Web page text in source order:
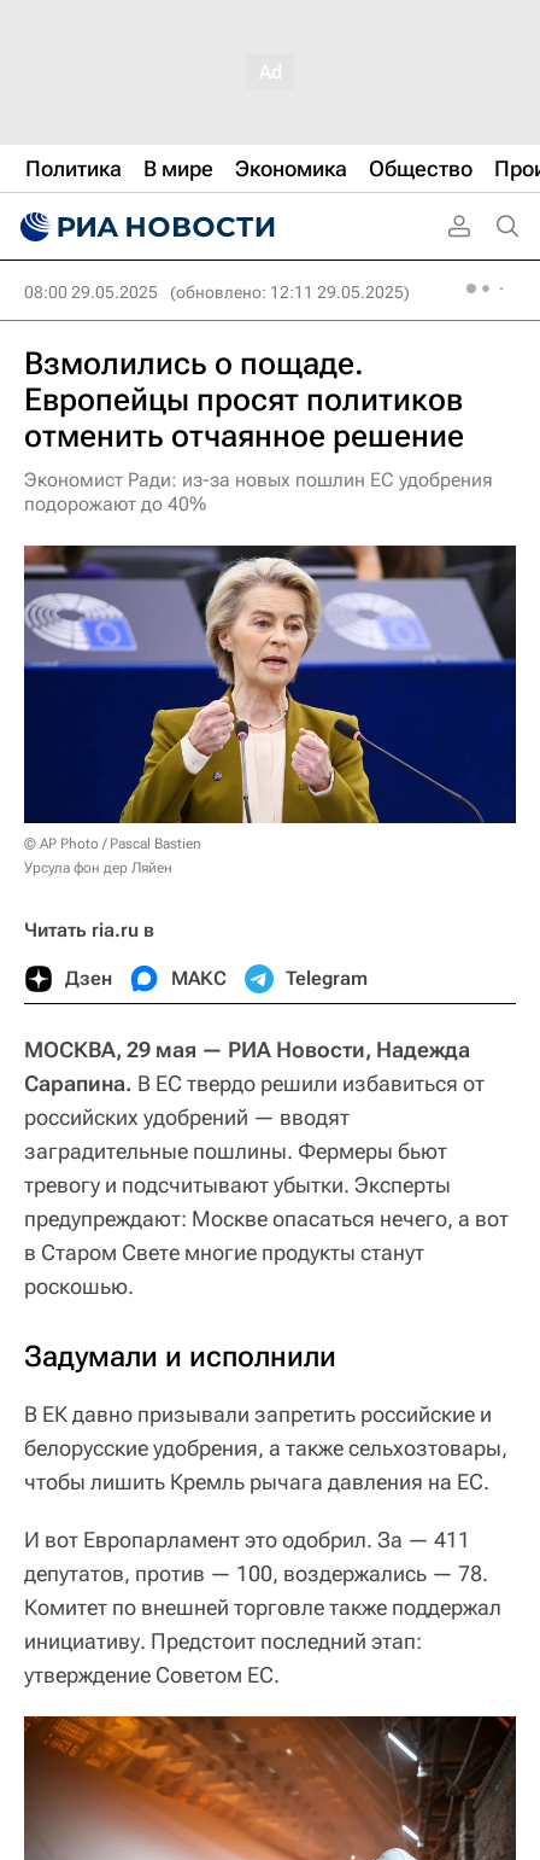
Политика В мире Экономика Общество
08:00 29.05.2025 (обновлено: 12:11 29.05.2025)
Взмолились о пощаде.
Европейцы просят политиков
отменить отчаянное решение
Экономист Ради: из-за новых пошлин ЕС удобрения
подорожают до 40%
© AP Photo / Pascal Bastien
Урсула фон дер Ляйен
Читать ria.ru в
Дзен МАКС Telegram
МОСКВА, 29 мая — РИА Новости, Надежда
Сарапина. В ЕС твердо решили избавиться от
российских удобрений — вводят
заградительные пошлины. Фермеры бьют
тревогу и подсчитывают убытки. Эксперты
предупреждают: Москве опасаться нечего, а вот
в Старом Свете многие продукты станут
роскошью.
Задумали и исполнили
В ЕК давно призывали запретить российские и
белорусские удобрения, а также сельхозтовары,
чтобы лишить Кремль рычага давления на ЕС.
И вот Европарламент это одобрил. За — 411
депутатов, против — 100, воздержались — 78.
Комитет по внешней торговле также поддержал
инициативу. Предстоит последний этап:
утверждение Советом ЕС.